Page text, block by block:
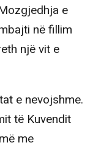
e
në fillim
një vit e
e nevojshme.
të Kuvendit
me